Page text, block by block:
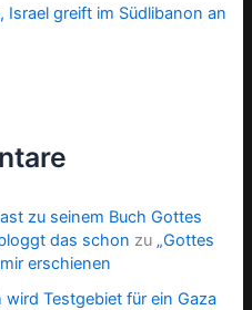
Israel greift im Südlibanon an
zu seinem Buch Gottes
das schon zu „Gottes
erschienen
Testgebiet für ein Gaza